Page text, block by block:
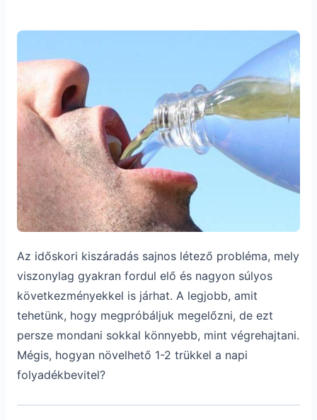
Az időskori kiszáradás sajnos létező probléma, mely
viszonylag gyakran fordul elő és nagyon súlyos
következményekkel is járhat. A legjobb, amit
tehetünk, hogy megpróbáljuk megelőzni, de ezt
persze mondani sokkal könnyebb, mint végrehajtani.
Mégis, hogyan növelhető 1-2 trükkel a napi
folyadékbevitel?